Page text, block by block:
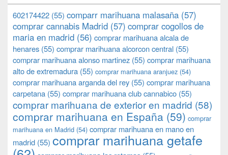
602174422 (55) comparr marihuana malasaña (57)
comprar cannabis Madrid (57) comprar cogollos de
maria en madrid (56) comprar marihuana alcala de
henares (55) comprar marihuana alcorcon central (55)
comprar marihuana alonso martinez (55) comprar marihuana
alto de extremadura (55) comprar marihuana aranjuez (54)
comprar marihuana arganda del rey (55) comprar marihuana
carpetana (55) comprar marihuana club cannabico (55)
comprar marihuana de exterior en madrid (58)
comprar marihuana en España (59) comprar
marihuana en Madrid (54) comprar marihuana en mano en
madrid (55) comprar marihuana getafe